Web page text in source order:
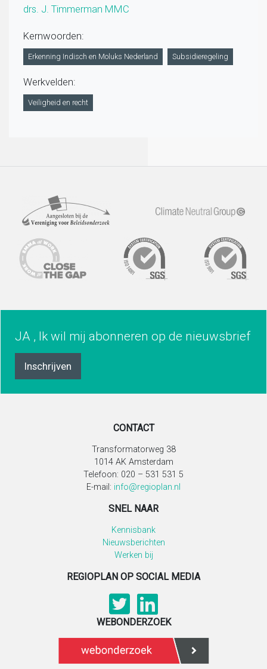
drs. J. Timmerman MMC
Kernwoorden:
Erkenning Indisch en Moluks Nederland Subsidieregeling
Werkvelden:
Veiligheid en recht
JA , Ik wil mij abonneren op de nieuwsbrief
Inschrijven
CONTACT
Transformatorweg 38
1014 AK Amsterdam
Telefoon: 020 – 531 531 5
E-mail: info@regioplan.nl
SNEL NAAR
Kennisbank
Nieuwsberichten
Werken bij
REGIOPLAN OP SOCIAL MEDIA
WEBONDERZOEK